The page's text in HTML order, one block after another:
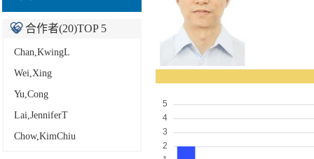
合作者(20)TOP 5
Chan,KwingL
Wei,Xing
Yu,Cong
Lai,JenniferT
Chow,KimChiu